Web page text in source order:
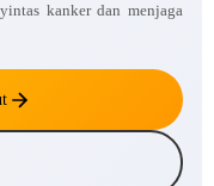
kanker dan menjaga